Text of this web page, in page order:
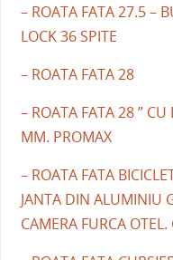
– ROATA FATA 27.5 –
LOCK 36 SPITE
– ROATA FATA 28
– ROATA FATA 28 ”
MM. PROMAX
– ROATA FATA
JANTA DIN ALUMINIU
CAMERA FURCA